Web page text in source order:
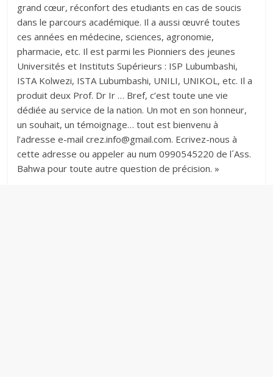
grand cœur, réconfort des etudiants en cas de soucis
dans le parcours académique. Il a aussi œuvré toutes
ces années en médecine, sciences, agronomie,
pharmacie, etc. Il est parmi les Pionniers des jeunes
Universités et Instituts Supérieurs : ISP Lubumbashi,
ISTA Kolwezi, ISTA Lubumbashi, UNILI, UNIKOL, etc. Il a
produit deux Prof. Dr Ir … Bref, c’est toute une vie
dédiée au service de la nation. Un mot en son honneur,
un souhait, un témoignage… tout est bienvenu à
l’adresse e-mail crez.info@gmail.com. Ecrivez-nous à
cette adresse ou appeler au num 0990545220 de l´Ass.
Bahwa pour toute autre question de précision. »